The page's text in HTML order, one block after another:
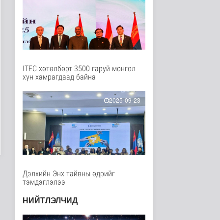
17 цаг 48 минутын өмнө
Нийгмийн даатгалын
сангийн хөрөнгө 7.6
тэрбум тө..
17 цаг 10 минутын өмнө
Сумдын халаалтын
төвүүдийн засвар,
шинэчлэлийг б..
Улс төр
18 цаг 32 минутын өмнө
НАСА-гийн хоёр нисгэгч
задгай сансарт зургаан
ца..
18 цаг 48 минутын өмнө
Канадын иргэд мод бэ..
ITEC хөтөлбөрт 3500 гаруй монгол
хүн хамрагдаад байна
2025-09-23
Дэлхийн Энх тайвны өдрийг
тэмдэглэлээ
НИЙТЛЭЛЧИД